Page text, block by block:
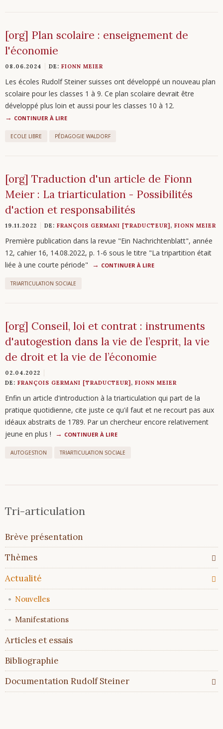
[org] Plan scolaire : enseignement de
l'économie
08.06.2024 DE: FIONN MEIER
Les écoles Rudolf Steiner suisses ont développé un nouveau plan
scolaire pour les classes 1 à 9. Ce plan scolaire devrait être
développé plus loin et aussi pour les classes 10 à 12.
CONTINUER À LIRE
ECOLE LIBRE PÉDAGOGIE WALDORF
[org] Traduction d'un article de Fionn
Meier : La triarticulation - Possibilités
d'action et responsabilités
19.11.2022 DE: FRANÇOIS GERMANI [TRADUCTEUR] , FIONN MEIER
Première publication dans la revue "Ein Nachrichtenblatt", année
12, cahier 16, 14.08.2022, p. 1-6 sous le titre "La tripartition était
liée à une courte période"
CONTINUER À LIRE
TRIARTICULATION SOCIALE
[org] Conseil, loi et contrat : instruments
d'autogestion dans la vie de l’esprit, la vie
de droit et la vie de l’économie
02.04.2022
DE: FRANÇOIS GERMANI [TRADUCTEUR] , FIONN MEIER
Enfin un article d'introduction à la triarticulation qui part de la
pratique quotidienne, cite juste ce qu'il faut et ne recourt pas aux
idéaux abstraits de 1789. Par un chercheur encore relativement
jeune en plus !
CONTINUER À LIRE
AUTOGESTION TRIARTICULATION SOCIALE
Tri-articulation
Aller
au
contenu
Brève présentation
Thèmes
Actualité
Nouvelles
Manifestations
Articles et essais
Bibliographie
Documentation Rudolf Steiner